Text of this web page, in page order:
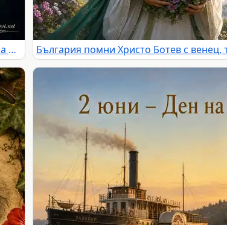
Нощна почит към падналите герои сред планини, луна и орел